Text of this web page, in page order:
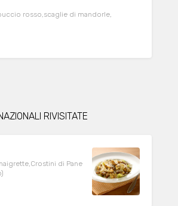
RIVISITATE
di Pane